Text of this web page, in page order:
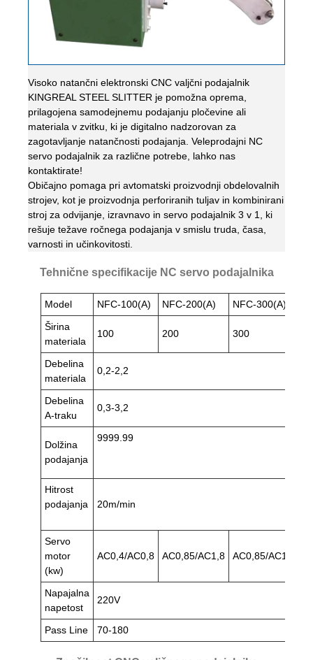
Visoko natančni elektronski CNC valjčni podajalnik
KINGREAL STEEL SLITTER je pomožna oprema,
prilagojena samodejnemu podajanju pločevine ali
materiala v zvitku, ki je digitalno nadzorovan za
zagotavljanje natančnosti podajanja. Veleprodajni NC
servo podajalnik za različne potrebe, lahko nas
kontaktirate!
Običajno pomaga pri avtomatski proizvodnji obdelovalnih
strojev, kot je proizvodnja perforiranih tuljav in kombinirani
stroj za odvijanje, izravnavo in servo podajalnik 3 v 1, ki
rešuje težave ročnega podajanja v smislu truda, časa,
varnosti in učinkovitosti.
Tehnične specifikacije NC servo podajalnika
Model NFC-100(A) NFC-200(A) NFC-300(A)
Širina
materiala
100 200 300
Debelina
materiala
0,2-2,2
Debelina
A-traku
0,3-3,2
Dolžina
podajanja
9999.99
Hitrost
podajanja
20m/min
Servo
motor
(kw)
AC0,4/AC0,8 AC0,85/AC1,8 AC0,85/AC1,8
Napajalna
napetost
220V
Pass Line 70-180